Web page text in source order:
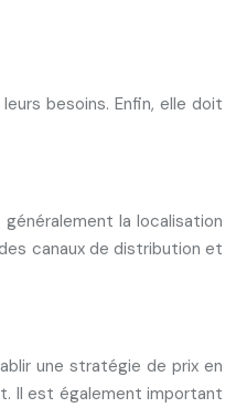
besoins. Enfin, elle doit
la localisation
canaux de distribution et
une stratégie de prix en
Il est également important